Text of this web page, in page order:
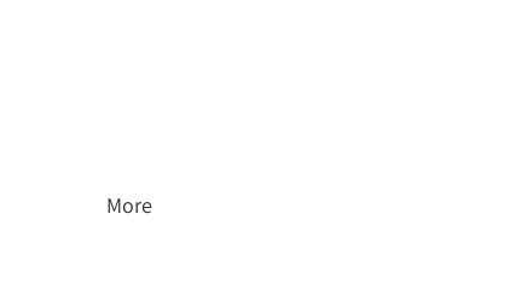
More